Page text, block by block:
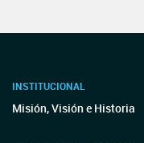
INSTITUCIONAL
Misión, Visión e Historia